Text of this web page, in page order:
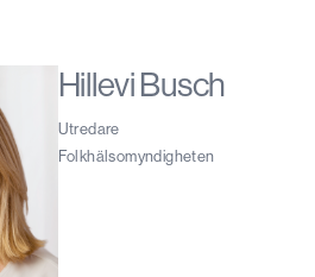
Hillevi Busch
Utredare
Folkhälsomyndigheten